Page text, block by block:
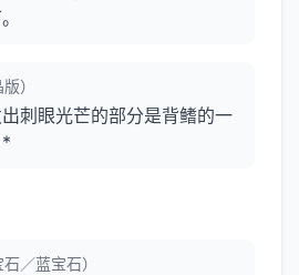
）
刺眼光芒的部分是背鳍的一
／蓝宝石）